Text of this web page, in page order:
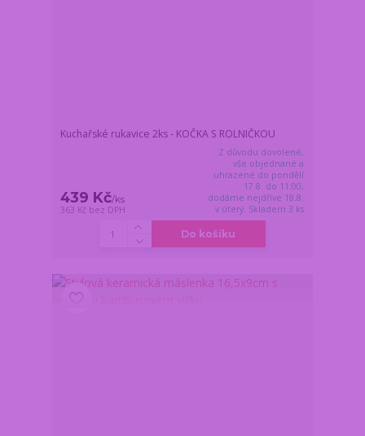
Kuchařské rukavice 2ks - KOČKA S ROLNIČKOU
439 Kč/ks
363 Kč bez DPH
Z důvodu dovolené,
vše objednané a
uhrazené do pondělí
17.8. do 11:00,
dodáme nejdříve 18.8.
v úterý. Skladem 3 ks
Do košíku